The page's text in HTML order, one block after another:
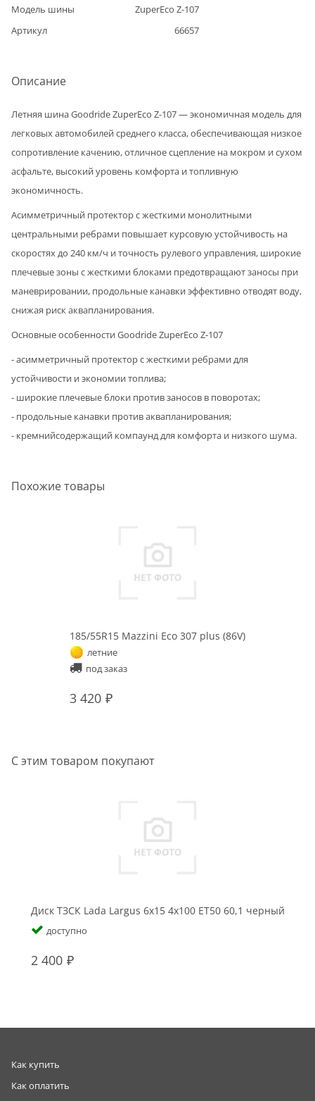
Модель шины
ZuperEco Z-107
Артикул
66657
Описание
Летняя шина Goodride ZuperEco Z-107 — экономичная модель для
легковых автомобилей среднего класса, обеспечивающая низкое
сопротивление качению, отличное сцепление на мокром и сухом
асфальте, высокий уровень комфорта и топливную
экономичность.
Асимметричный протектор с жесткими монолитными
центральными ребрами повышает курсовую устойчивость на
скоростях до 240 км/ч и точность рулевого управления, широкие
плечевые зоны с жесткими блоками предотвращают заносы при
маневрировании, продольные канавки эффективно отводят воду,
снижая риск аквапланирования.
Основные особенности Goodride ZuperEco Z-107
- асимметричный протектор с жесткими ребрами для
устойчивости и экономии топлива;
- широкие плечевые блоки против заносов в поворотах;
- продольные канавки против аквапланирования;
- кремнийсодержащий компаунд для комфорта и низкого шума.
Похожие товары
185/55R15 Mazzini Eco 307 plus (86V)
летние
под заказ
3 420
С этим товаром покупают
Диск ТЗСК Lada Largus 6x15 4x100 ET50 60,1 черный
доступно
2 400
Как купить
Как оплатить